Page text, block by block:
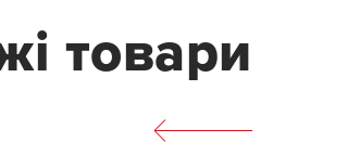
товари